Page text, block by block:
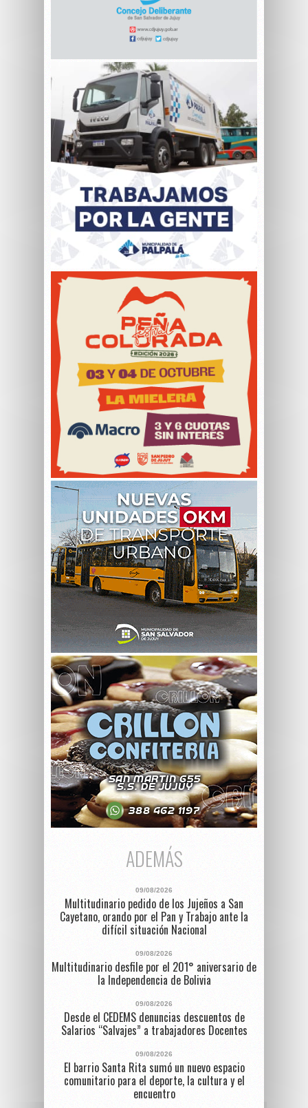
ADEMÁS
09/08/2026
Multitudinario pedido de los Jujeños a San
Cayetano, orando por el Pan y Trabajo ante la
difícil situación Nacional
09/08/2026
Multitudinario desfile por el 201° aniversario de
la Independencia de Bolivia
09/08/2026
Desde el CEDEMS denuncias descuentos de
Salarios “Salvajes” a trabajadores Docentes
09/08/2026
El barrio Santa Rita sumó un nuevo espacio
comunitario para el deporte, la cultura y el
encuentro